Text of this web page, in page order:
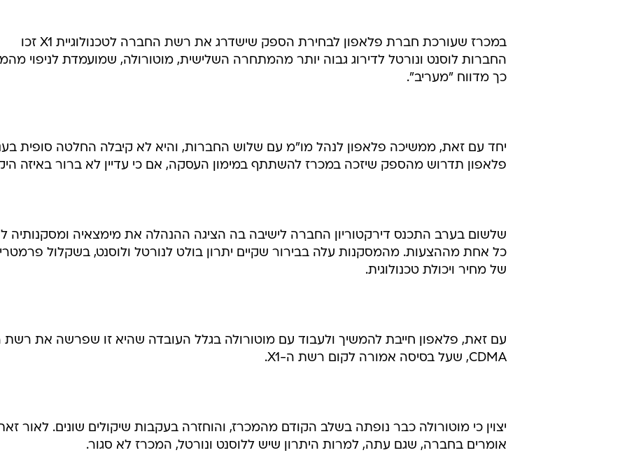
במכרז שעורכת חברת פלאפון לבחירת הספק שישדרג את רשת החברה לטכנולוגיית X1 זכו
החברות לוסנט ונורטל לדירוג גבוה יותר מהמתחרה השלישית, מוטורולה, שמועמדת לניפוי
כך מדווח "מעריב".
יחד עם זאת, ממשיכה פלאפון לנהל מו"מ עם שלוש החברות, והיא לא קיבלה החלטה סופית
פלאפון תדרוש מהספק שיזכה במכרז להשתתף במימון העסקה, אם כי עדיין לא ברור באיזה
שלשום בערב התכנס דירקטוריון החברה לישיבה בה הציגה ההנהלה את מימצאיה ומסקנותיה
כל אחת מההצעות. מהמסקנות עלה בבירור שקיים יתרון בולט לנורטל ולוסנט, בשקלול
של מחיר ויכולת טכנולוגית.
עם זאת, פלאפון חייבת להמשיך ולעבוד עם מוטורולה בגלל העובדה שהיא זו שפרשה את
CDMA, שעל בסיסה אמורה לקום רשת ה-X1.
יצוין כי מוטורולה כבר נופתה בשלב הקודם מהמכרז, והוחזרה בעקבות שיקולים שונים. לאור
אומרים בחברה, שגם עתה, למרות היתרון שיש ללוסנט ונורטל, המכרז לא סגור.